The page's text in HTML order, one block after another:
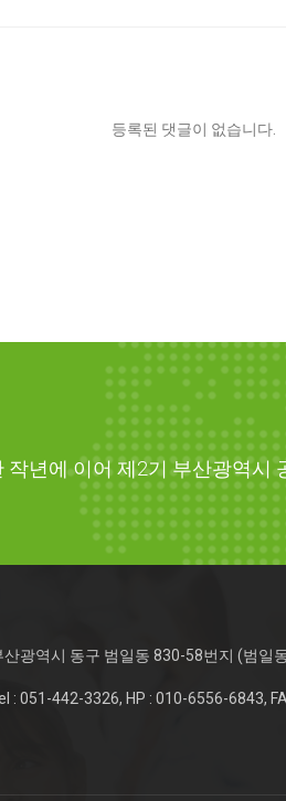
등록된 댓글이 없습니다.
년에 이어 제2기 부산광역시
산광역시 동구 범일동 830-58번지 (범일
: 051-442-3326, HP : 010-6556-6843,